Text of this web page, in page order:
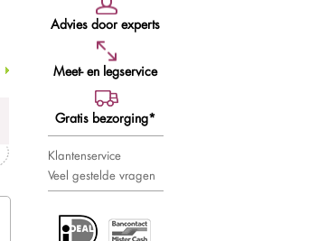
Advies door experts
Meet- en legservice
Gratis bezorging*
Klantenservice
Veel gestelde vragen